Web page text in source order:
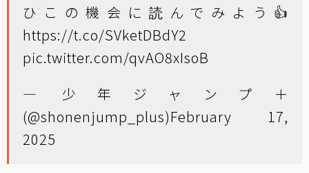
ひこの機会に読んでみよう👍
https://t.co/SVketDBdY2
pic.twitter.com/qvAO8xIsoB
— 少年ジャンプ＋
(@shonenjump_plus)February 17,
2025